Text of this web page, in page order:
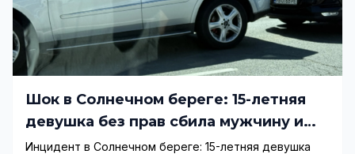
Шок в Солнечном береге: 15-летняя
девушка без прав сбила мужчину и
скрылась
Инцидент в Солнечном береге: 15-летняя девушка